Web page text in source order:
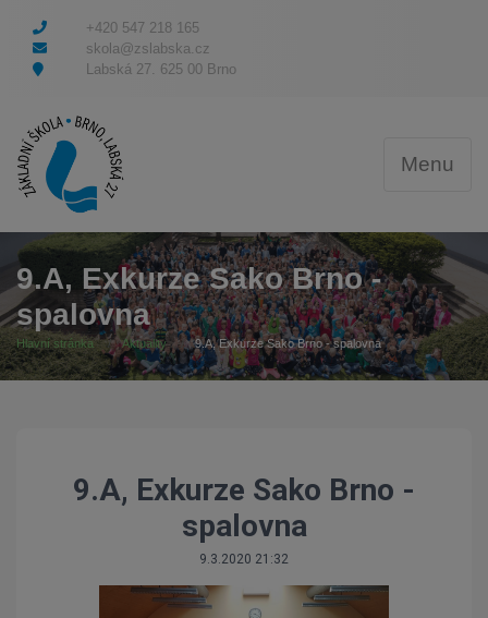
+420 547 218 165
skola@zslabska.cz
Labská 27. 625 00 Brno
Menu
9.A, Exkurze Sako Brno -
spalovna
Hlavní stránka Aktuality 9.A, Exkurze Sako Brno - spalovna
9.A, Exkurze Sako Brno -
spalovna
9.3.2020 21:32